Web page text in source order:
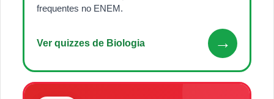
frequentes no ENEM.
Ver quizzes de Biologia →